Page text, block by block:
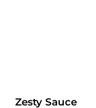
Zesty Sauce